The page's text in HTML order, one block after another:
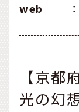
web ：
【京都
光の幻